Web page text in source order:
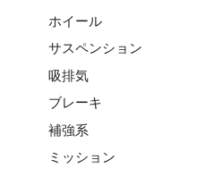
ホイール
サスペンション
吸排気
ブレーキ
補強系
ミッション